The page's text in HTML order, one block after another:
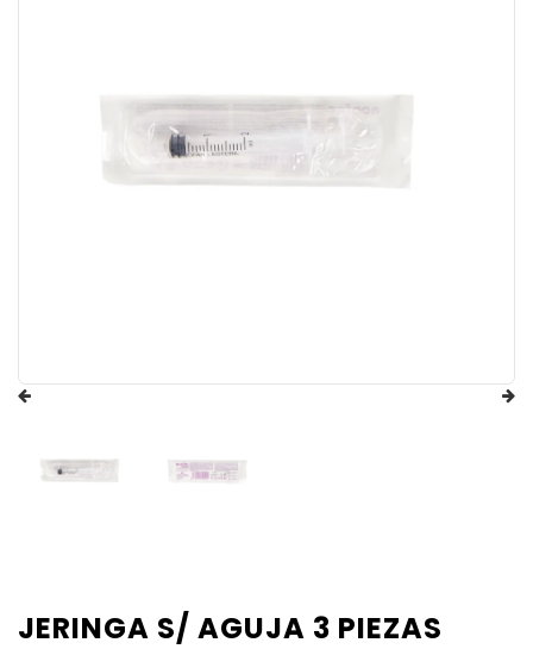
JERINGA S/ AGUJA 3 PIEZAS